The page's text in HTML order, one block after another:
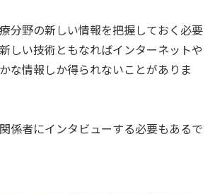
分野の新しい情報を把握しておく必要
しい技術ともなればインターネットや
な情報しか得られないことがありま
係者にインタビューする必要もあるで